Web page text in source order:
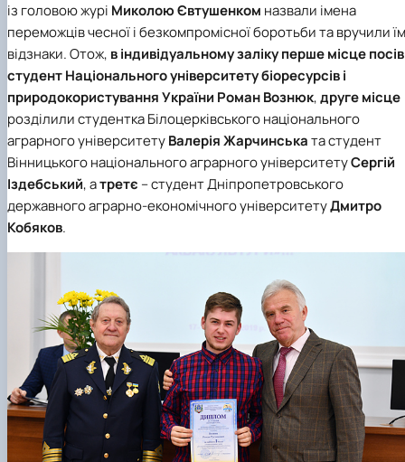
із головою журі Миколою Євтушенком назвали імена
переможців чесної і безкомпромісної боротьби та вручили їм
відзнаки. Отож, в індивідуальному залікуперше місцепосів
студентНаціонального університету біоресурсів і
природокористування України Роман Вознюк,друге місце
розділили студенткаБілоцерківського національного
аграрного університетуВалерія Жарчинськата студент
Вінницького національного аграрного університетуСергій
Іздебський, атретє – студентДніпропетровського
державного аграрно-економічного університетуДмитро
Кобяков.